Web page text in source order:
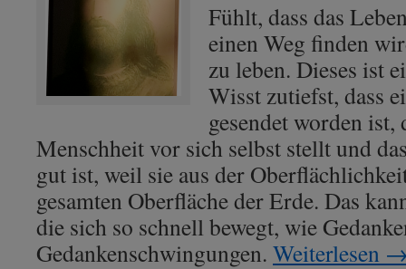
Fühlt, dass das
einen Weg finden
zu leben. Dieses ist
Wisst zutiefst, dass
gesendet worden
Menschheit vor sich selbst stellt und
gut ist, weil sie aus der
gesamten Oberfläche der Erde. Das
die sich so schnell bewegt, wie
Gedankenschwingungen. Weiterlesen